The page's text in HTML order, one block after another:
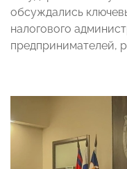
обсуждались
налогового
предпринимателей,